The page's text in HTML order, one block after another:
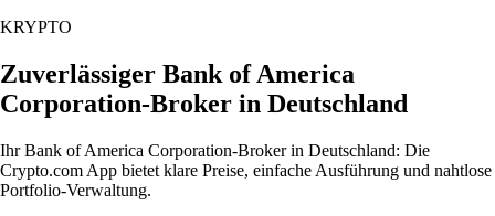
KRYPTO
Zuverlässiger Bank of America
Corporation-Broker in Deutschland
Ihr Bank of America Corporation-Broker in Deutschland: Die
Crypto.com App bietet klare Preise, einfache Ausführung und nahtlose
Portfolio-Verwaltung.